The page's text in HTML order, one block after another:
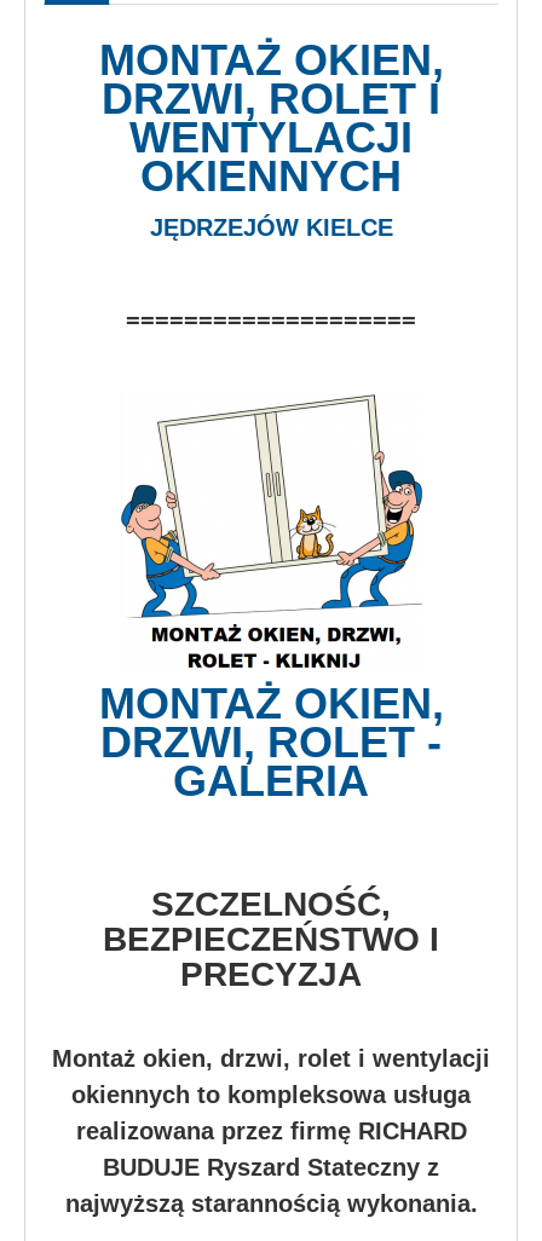
MONTAŻ OKIEN,
DRZWI, ROLET I
WENTYLACJI
OKIENNYCH
JĘDRZEJÓW KIELCE
====================
MONTAŻ OKIEN,
DRZWI, ROLET -
GALERIA
SZCZELNOŚĆ,
BEZPIECZEŃSTWO I
PRECYZJA
Montaż okien, drzwi, rolet i wentylacji
okiennych to kompleksowa usługa
realizowana przez firmę RICHARD
BUDUJE Ryszard Stateczny z
najwyższą starannością wykonania.